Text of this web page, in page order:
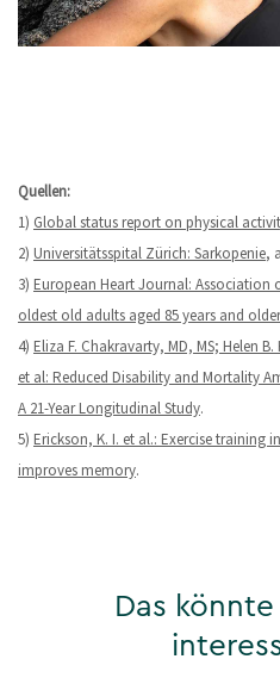
Quellen:
1) Global status report on physical
2) Universitätsspital Zürich: Sarkopenie,
3) European Heart Journal:
oldest old adults aged 85 years and
4) Eliza F. Chakravarty, MD, MS; Helen
et al: Reduced Disability and Mortality
A 21-Year Longitudinal Study.
5) Erickson, K. I. et al.: Exercise training
improves memory.
Das